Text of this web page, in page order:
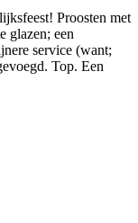
Proosten met
glazen; een
service (want;
Top. Een